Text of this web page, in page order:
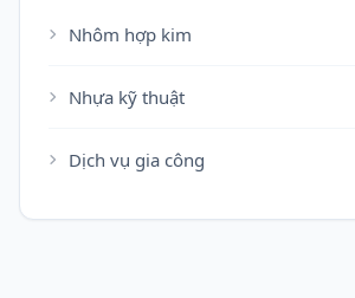
Nhôm hợp kim
Nhựa kỹ thuật
Dịch vụ gia công